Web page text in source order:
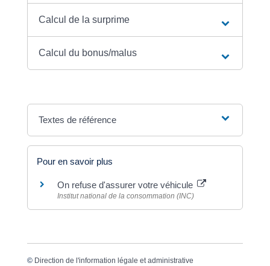
Calcul de la surprime
Calcul du bonus/malus
Textes de référence
Pour en savoir plus
On refuse d'assurer votre véhicule
Institut national de la consommation (INC)
© Direction de l'information légale et administrative